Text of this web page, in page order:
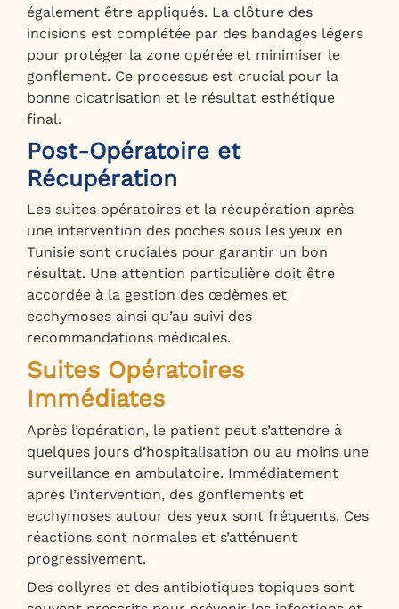
également être appliqués. La clôture des
incisions est complétée par des bandages légers
pour protéger la zone opérée et minimiser le
gonflement. Ce processus est crucial pour la
bonne cicatrisation et le résultat esthétique
final.
Post-Opératoire et
Récupération
Les suites opératoires et la récupération après
une intervention des poches sous les yeux en
Tunisie sont cruciales pour garantir un bon
résultat. Une attention particulière doit être
accordée à la gestion des œdèmes et
ecchymoses ainsi qu’au suivi des
recommandations médicales.
Suites Opératoires
Immédiates
Après l’opération, le patient peut s’attendre à
quelques jours d’hospitalisation ou au moins une
surveillance en ambulatoire. Immédiatement
après l’intervention, des gonflements et
ecchymoses autour des yeux sont fréquents. Ces
réactions sont normales et s’atténuent
progressivement.
Des collyres et des antibiotiques topiques sont